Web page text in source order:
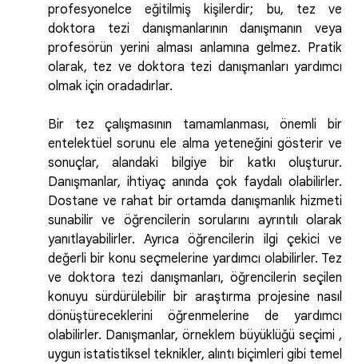
profesyonelce eğitilmiş kişilerdir; bu, tez ve
doktora tezi danışmanlarının danışmanın veya
profesörün yerini alması anlamına gelmez. Pratik
olarak, tez ve doktora tezi danışmanları yardımcı
olmak için oradadırlar.
Bir tez çalışmasının tamamlanması, önemli bir
entelektüel sorunu ele alma yeteneğini gösterir ve
sonuçlar, alandaki bilgiye bir katkı oluşturur.
Danışmanlar, ihtiyaç anında çok faydalı olabilirler.
Dostane ve rahat bir ortamda danışmanlık hizmeti
sunabilir ve öğrencilerin sorularını ayrıntılı olarak
yanıtlayabilirler. Ayrıca öğrencilerin ilgi çekici ve
değerli bir konu seçmelerine yardımcı olabilirler. Tez
ve doktora tezi danışmanları, öğrencilerin seçilen
konuyu sürdürülebilir bir araştırma projesine nasıl
dönüştüreceklerini öğrenmelerine de yardımcı
olabilirler. Danışmanlar, örneklem büyüklüğü seçimi ,
uygun istatistiksel teknikler, alıntı biçimleri gibi temel